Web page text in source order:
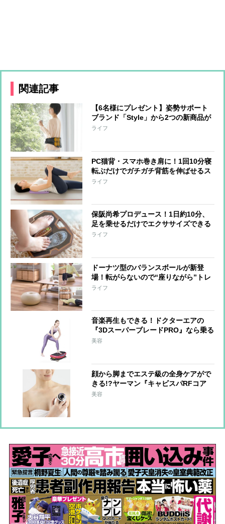
関連記事
【6名様にプレゼント】姿勢サポート
ブランド「Style」から2つの新商品が
登場！長友選手と共同開発した商品を
ライフ
PC猫背・スマホ巻き肩に！1回10分寝
転ぶだけでガチガチ背筋を伸ばせるス
トレッチクッション
ライフ
保阪尚希プロデュース！1日約10分、
足を乗せるだけでエクササイズできる
『フットエナジーPRO』性能アップ＆
ライフ
ドーナツ型のバランスボールが新登
場！転がらないので“座りながら”トレ
に最適
ライフ
音楽再生もできる！ドクターエアの
『3DスーパーブレードPRO』なら乗る
だけで運動不足を解消
美容
顔から脚までエステ級の全身ケアがで
きる!?ヤーマン『キャビスパRFコア
EX』の実力
美容